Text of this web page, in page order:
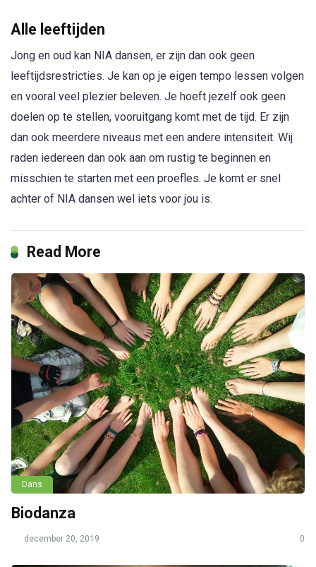
Alle leeftijden
Jong en oud kan NIA dansen, er zijn dan ook geen
leeftijdsrestricties. Je kan op je eigen tempo lessen volgen
en vooral veel plezier beleven. Je hoeft jezelf ook geen
doelen op te stellen, vooruitgang komt met de tijd. Er zijn
dan ook meerdere niveaus met een andere intensiteit. Wij
raden iedereen dan ook aan om rustig te beginnen en
misschien te starten met een proefles. Je komt er snel
achter of NIA dansen wel iets voor jou is.
Read More
Dans
Biodanza
december 20, 2019 0